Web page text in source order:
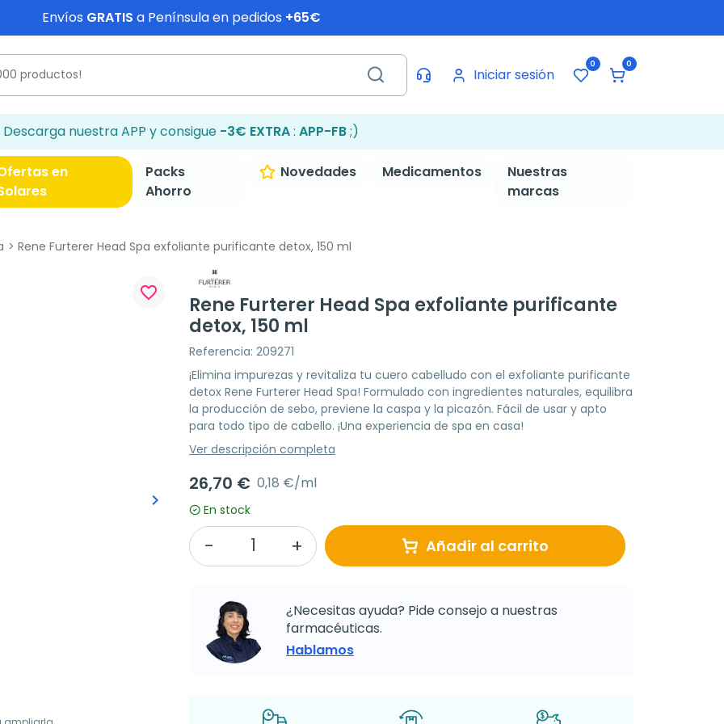
Envíos GRATIS a Península en pedidos +65€
Iniciar sesión
0 0
Descarga nuestra APP y consigue -3€ EXTRA: APP-FB;)
en
Packs
Ahorro
Novedades Medicamentos
Nuestras
marcas
Rene Furterer Head Spa exfoliante purificante detox, 150 ml
Siguiente
keyboard_arrow_right
favorite_border
Rene Furterer Head Spa exfoliante purificante
detox, 150 ml
Referencia: 209271
¡Elimina impurezas y revitaliza tu cuero cabelludo con el exfoliante purificante
detox Rene Furterer Head Spa! Formulado con ingredientes naturales, equilibra
la producción de sebo, previene la caspa y la picazón. Fácil de usar y apto
para todo tipo de cabello. ¡Una experiencia de spa en casa!
Ver descripción completa
26,70 € 0,18 €/ml
En stock
Añadir al carrito
¿Necesitas ayuda? Pide consejo a nuestras
farmacéuticas.
Hablamos